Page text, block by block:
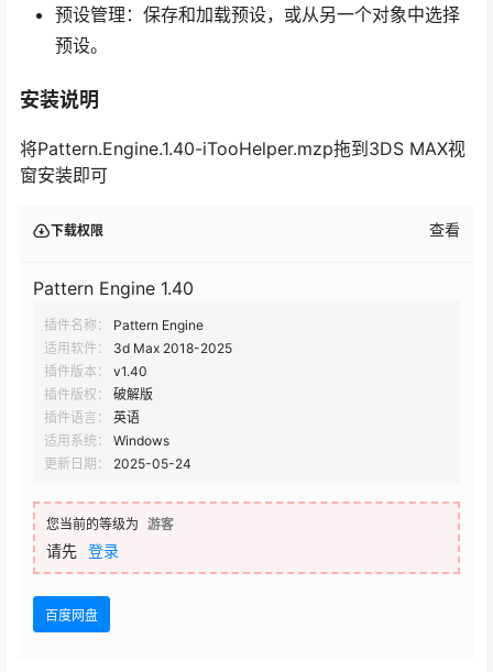
预设管理：保存和加载预设，或从另一个对象中选择
预设。
安装说明
将Pattern.Engine.1.40-iTooHelper.mzp拖到3DS MAX视
窗安装即可
下载权限 查看
Pattern Engine 1.40
插件名称：
Pattern Engine
适用软件：
3d Max 2018-2025
插件版本：
v1.40
插件版权：
破解版
插件语言：
英语
适用系统：
Windows
更新日期：
2025-05-24
您当前的等级为 游客
请先 登录
百度网盘